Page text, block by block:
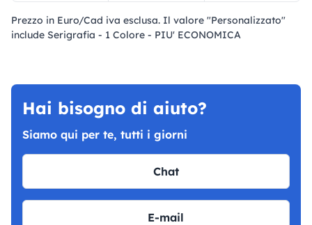
Prezzo in Euro/Cad iva esclusa. Il valore "Personalizzato"
include Serigrafia - 1 Colore - PIU' ECONOMICA
Hai bisogno di aiuto?
Siamo qui per te, tutti i giorni
Chat
E-mail